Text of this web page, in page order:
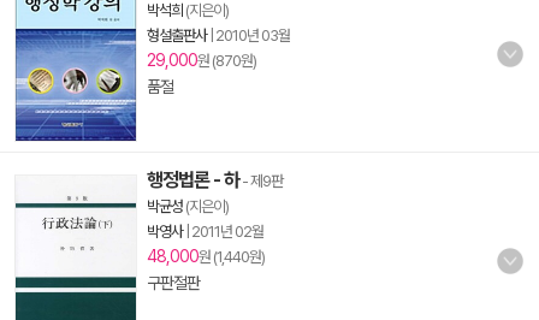
박석희 (지은이)
형설출판사| 2010년 03월
29,000원 (870원)
품절
행정법론 - 하- 제9판
박균성 (지은이)
박영사| 2011년 02월
48,000원 (1,440원)
구판절판